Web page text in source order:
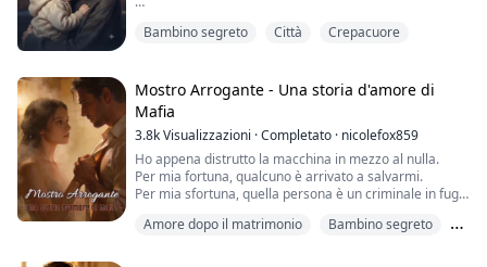
figlio.
matrimonio: cancellò la vita che credeva le fosse
garantita. Ryan se ne andò senza voltarsi, indossando
la rabbia come un’armatura, e lasciando Emily sola con
un rimorso da cui non sarebbe mai riuscita a fuggire.
Tre anni d...
Bambino segreto Città Crepacuore
Mostro Arrogante - Una storia d'amore di
Mafia
3.8kVisualizzazioni ·Completato · nicolefox859
Ho appena distrutto la macchina in mezzo al nulla.
Per mia fortuna, qualcuno è arrivato a salvarmi.
Per mia sfortuna, quella persona è un criminale in fuga.
Daniil Vlasov.
Amore dopo il matrimonio
Bambino segreto